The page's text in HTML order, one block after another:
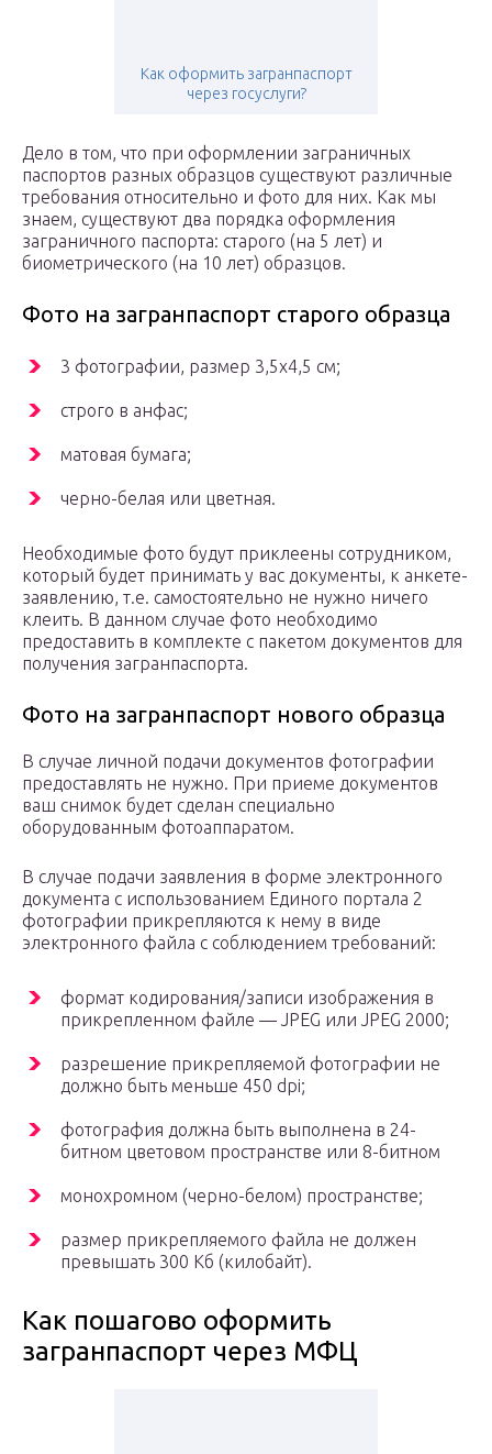
Как оформить загранпаспорт
через госуслуги?
Дело в том, что при оформлении заграничных
паспортов разных образцов существуют различные
требования относительно и фото для них. Как мы
знаем, существуют два порядка оформления
заграничного паспорта: старого (на 5 лет) и
биометрического (на 10 лет) образцов.
Фото на загранпаспорт старого образца
3 фотографии, размер 3,5х4,5 см;
строго в анфас;
матовая бумага;
черно-белая или цветная.
Необходимые фото будут приклеены сотрудником,
который будет принимать у вас документы, к анкете-
заявлению, т.е. самостоятельно не нужно ничего
клеить. В данном случае фото необходимо
предоставить в комплекте с пакетом документов для
получения загранпаспорта.
Фото на загранпаспорт нового образца
В случае личной подачи документов фотографии
предоставлять не нужно. При приеме документов
ваш снимок будет сделан специально
оборудованным фотоаппаратом.
В случае подачи заявления в форме электронного
документа с использованием Единого портала 2
фотографии прикрепляются к нему в виде
электронного файла с соблюдением требований:
формат кодирования/записи изображения в
прикрепленном файле — JPEG или JPEG 2000;
разрешение прикрепляемой фотографии не
должно быть меньше 450 dpi;
фотография должна быть выполнена в 24-
битном цветовом пространстве или 8-битном
монохромном (черно-белом) пространстве;
размер прикрепляемого файла не должен
превышать 300 Кб (килобайт).
Как пошагово оформить
загранпаспорт через МФЦ